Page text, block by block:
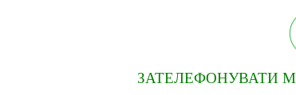
ЗАТЕЛЕФОНУВАТИ